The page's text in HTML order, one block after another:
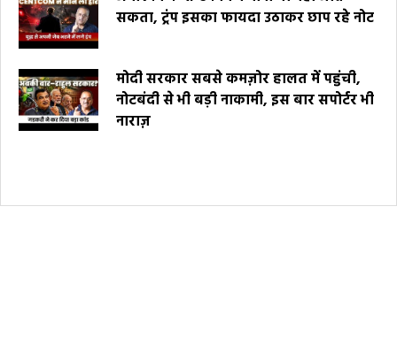
सकता, ट्रंप इसका फायदा उठाकर छाप रहे नोट
मोदी सरकार सबसे कमज़ोर हालत में पहुंची,
नोटबंदी से भी बड़ी नाकामी, इस बार सपोर्टर भी
नाराज़